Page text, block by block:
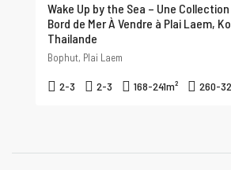
Wake Up by the Sea – Une
Bord de Mer À Vendre à Plai Laem,
Thailande
Bophut, Plai Laem
2-3 2-3 168-241m² 260-